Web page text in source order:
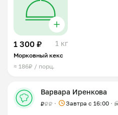
1 300 ₽ 1 кг
Морковный кекс
≈ 186₽ / порц.
Варвара Иренкова
₽₽₽ Завтра c 16:00